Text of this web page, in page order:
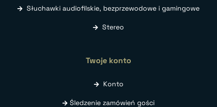
Słuchawki audiofilskie, bezprzewodowe i gamingowe
Stereo
Twoje konto
Konto
Śledzenie zamówień gości